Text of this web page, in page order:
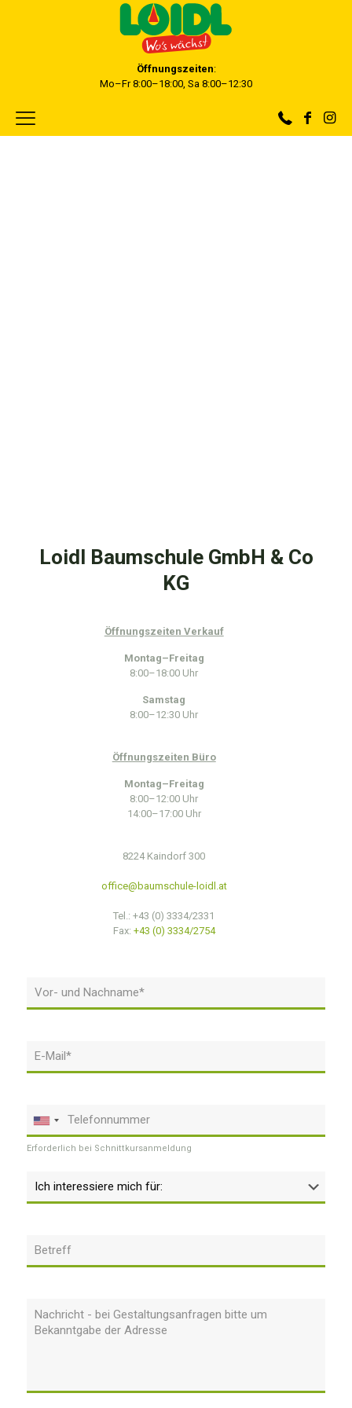
Öffnungszeiten:
Mo–Fr 8:00–18:00, Sa 8:00–12:30
Loidl Baumschule GmbH & Co
KG
Öffnungszeiten Verkauf
Montag–Freitag
8:00–18:00 Uhr
Samstag
8:00–12:30 Uhr
Öffnungszeiten Büro
Montag–Freitag
8:00–12:00 Uhr
14:00–17:00 Uhr
8224 Kaindorf 300
office@baumschule-loidl.at
Tel.:+43 (0) 3334/2331
Fax: +43 (0) 3334/2754
Erforderlich bei Schnittkursanmeldung